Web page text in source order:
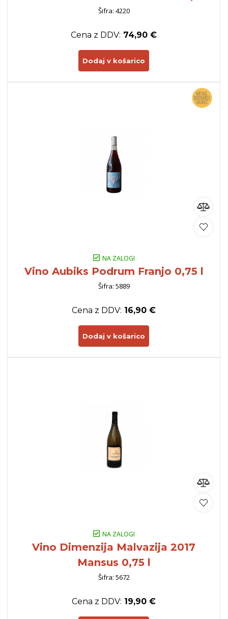
Šifra: 4220
Cena z DDV: 74,90 €
Dodaj v košarico
NA ZALOGI
Vino Aubiks Podrum Franjo 0,75 l
Šifra: 5889
Cena z DDV: 16,90 €
Dodaj v košarico
NA ZALOGI
Vino Dimenzija Malvazija 2017
Mansus 0,75 l
Šifra: 5672
Cena z DDV: 19,90 €